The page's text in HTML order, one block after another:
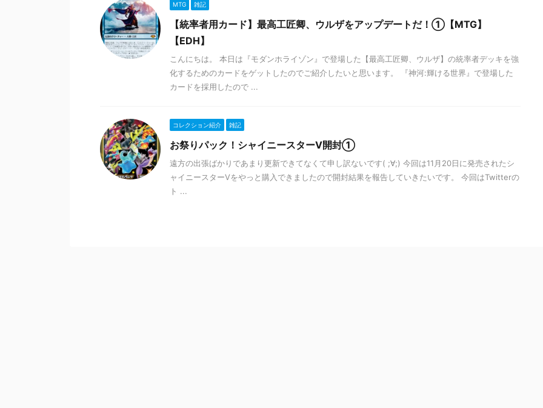
MTG 雑記
【統率者用カード】最高工匠卿、ウルザをアップデートだ！①【MTG】
【EDH】
こんにちは。 本日は『モダンホライゾン』で登場した【最高工匠卿、ウルザ】の統率者デッキを強
化するためのカードをゲットしたのでご紹介したいと思います。 『神河:輝ける世界』で登場した
カードを採用したので ...
コレクション紹介 雑記
お祭りパック！シャイニースターV開封①
遠方の出張ばかりであまり更新できてなくて申し訳ないです( ;∀;) 今回は11月20日に発売されたシ
ャイニースターVをやっと購入できましたので開封結果を報告していきたいです。 今回はTwitterの
ト ...